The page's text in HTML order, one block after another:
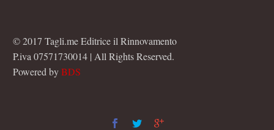
© 2017 Tagli.me Editrice il Rinnovamento
P.iva 07571730014 | All Rights Reserved.
Powered byBDS